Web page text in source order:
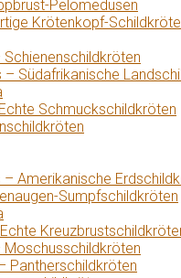
Pelomedusen
Krötenkopf-
Südafrikanische
Schmuckschildkröten
Amerikanische
Sumpfschildkröten
Moschusschildkröten
Pantherschildkröten